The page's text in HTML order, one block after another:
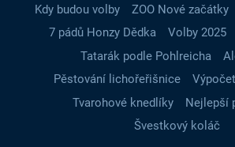
Kdy budou volby
ZOO Nové začátky
7 pádů Honzy Dědka
Volby 2025
Tatarák podle Pohlreicha
Pěstování lichořeřišnice
Tvarohové knedlíky
Nejlepší
Švestkový koláč